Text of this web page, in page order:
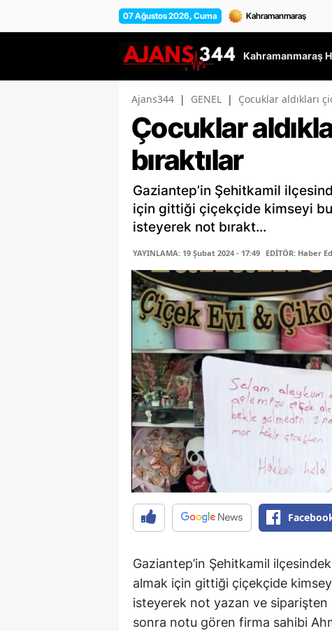
07 Ağustos 2026, Cuma
Kahramanmaraş
Ajans344 | GENEL | Çocuklar aldıkları
Çocuklar
bıraktılar
Gaziantep’in Şehitkamil
için gittiği çiçekçide kimseyi
isteyerek not bırakt...
YAYINLAMA: 19 Şubat 2024 - 17:49 EDİTÖR: Haber
Gaziantep’in Şehitkamil
almak için gittiği çiçekçide
isteyerek not yazan ve siparişten
sonra notu gören firma sahibi